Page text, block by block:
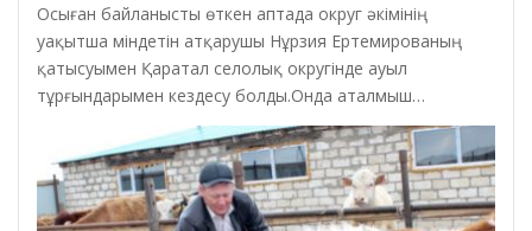
Осыған байланысты өткен аптада округ әкімінің
уақытша міндетін атқарушы Нұрзия Ертемированың
қатысуымен Қаратал селолық округінде ауыл
тұрғындарымен кездесу болды.Онда аталмыш…